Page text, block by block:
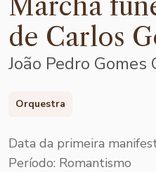
Marcha
de Carlos
João Pedro Gomes
Orquestra
Data da primeira
Período: Romantismo